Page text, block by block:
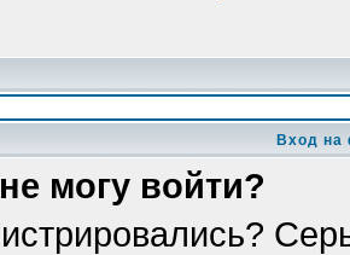
Вход на
могу войти?